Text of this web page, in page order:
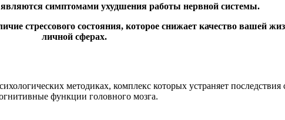
симптомами ухудшения работы нервной системы.
стрессового состояния, которое снижает качество вашей
личной сферах.
методиках, комплекс которых устраняет
функции головного мозга.